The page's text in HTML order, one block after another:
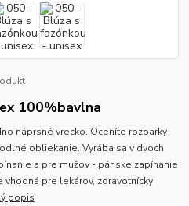
100%bavlna
náprsné vrecko. Oceníte rozparky
obliekanie. Vyrába sa v dvoch
a pre mužov - pánske zapínanie
pre lekárov, zdravotnícky
popis